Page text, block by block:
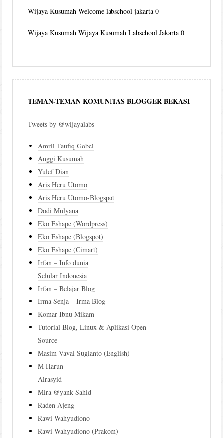
Wijaya Kusumah Welcome labschool jakarta 0
Wijaya Kusumah Wijaya Kusumah Labschool Jakarta 0
TEMAN-TEMAN KOMUNITAS BLOGGER BEKASI
Tweets by @wijayalabs
Amril Taufiq Gobel
Anggi Kusumah
Yulef Dian
Aris Heru Utomo
Aris Heru Utomo-Blogspot
Dodi Mulyana
Eko Eshape (Wordpress)
Eko Eshape (Blogspot)
Eko Eshape (Cimart)
Irfan – Info dunia
Selular Indonesia
Irfan – Belajar Blog
Irma Senja – Irma Blog
Komar Ibnu Mikam
Tutorial Blog, Linux & Aplikasi Open
Source
Masim Vavai Sugianto (English)
M Harun
Alrasyid
Mira @yank Sahid
Raden Ajeng
Rawi Wahyudiono
Rawi Wahyudiono (Prakom)